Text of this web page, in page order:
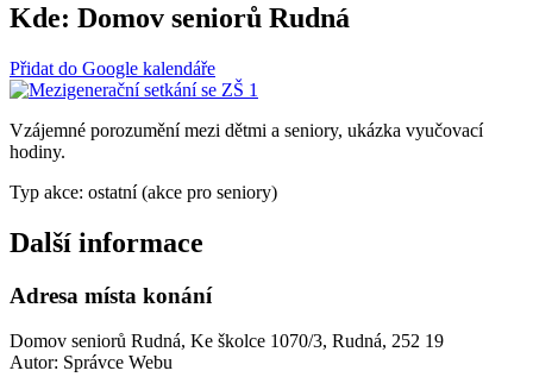
Kde: Domov seniorů Rudná
Přidat do Google kalendáře
Vzájemné porozumění mezi dětmi a seniory, ukázka vyučovací
hodiny.
Typ akce: ostatní (akce pro seniory)
Další informace
Adresa místa konání
Domov seniorů Rudná, Ke školce 1070/3, Rudná, 252 19
Autor: Správce Webu